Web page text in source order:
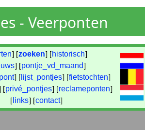
- Veerponten
] [zoeken] [ historisch]
] [pontje_vd_maand]
] [ lijst_pontjes] [fietstochten]
[privé_pontjes] [reclameponten]
[ links] [contact]